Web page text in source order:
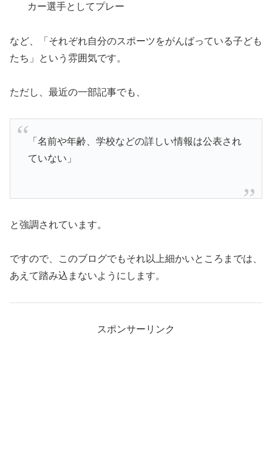
カー選手としてプレー
など、「それぞれ自分のスポーツをがんばっている子ども
たち」という雰囲気です。
ただし、最近の一部記事でも、
「名前や年齢、学校などの詳しい情報は公表され
ていない」
と強調されています。
ですので、このブログでもそれ以上細かいところまでは、
あえて踏み込まないようにします。
スポンサーリンク